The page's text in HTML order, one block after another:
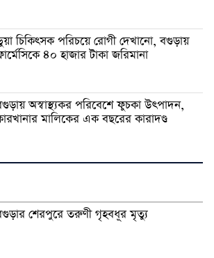
চিকিৎসক পরিচয়ে রোগী দেখানো, বগুড়ায়
৪০ হাজার টাকা জরিমানা
অস্বাস্থ্যকর পরিবেশে ফুচকা উৎপাদন,
মালিকের এক বছরের কারাদণ্ড
শেরপুরে তরুণী গৃহবধূর মৃত্যু